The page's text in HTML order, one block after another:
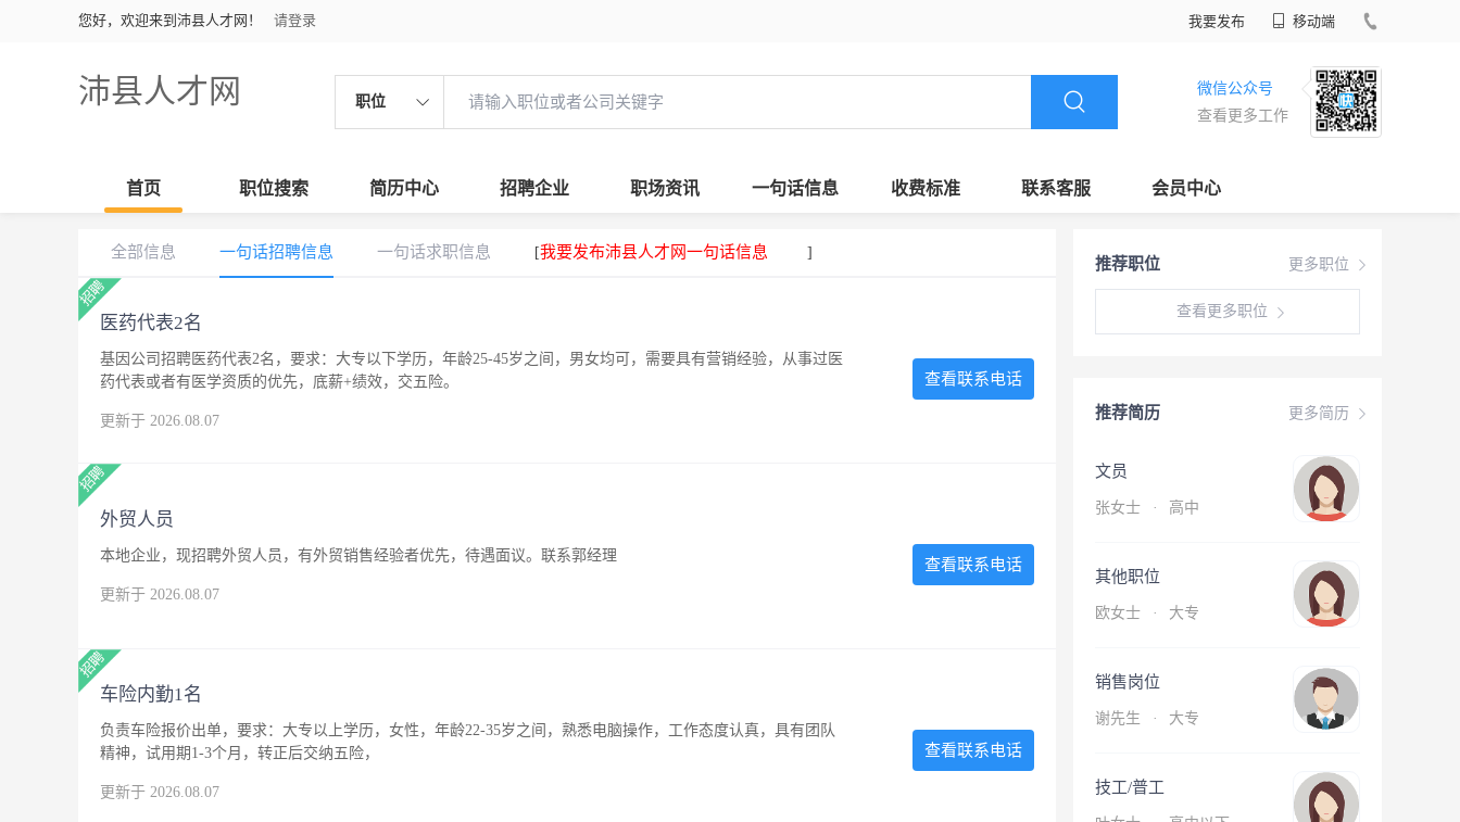
您好，欢迎来到沛县人才网！ 请登录 我要发布 移动端
沛县人才网 职位
微信公众号
查看更多工作
首页 职位搜索 简历中心 招聘企业 职场资讯 一句话信息 收费标准 联系客服 会员中心
更多职位
推荐职位
查看更多职位
更多简历
推荐简历
文员
张女士 · 高中
其他职位
欧女士 · 大专
销售岗位
谢先生 · 大专
技工/普工
全部信息 一句话招聘信息 一句话求职信息 [我要发布沛县人才网一句话信息 ]
医药代表2名
基因公司招聘医药代表2名，要求：大专以下学历，年龄25-45岁之间，男女均可，需要具有营销经验，从事过医
药代表或者有医学资质的优先，底薪+绩效，交五险。
更新于 2026.08.07
查看联系电话
外贸人员
本地企业，现招聘外贸人员，有外贸销售经验者优先，待遇面议。联系郭经理
更新于 2026.08.07
查看联系电话
车险内勤1名
负责车险报价出单，要求：大专以上学历，女性，年龄22-35岁之间，熟悉电脑操作，工作态度认真，具有团队
精神，试用期1-3个月，转正后交纳五险，
更新于 2026.08.07
查看联系电话